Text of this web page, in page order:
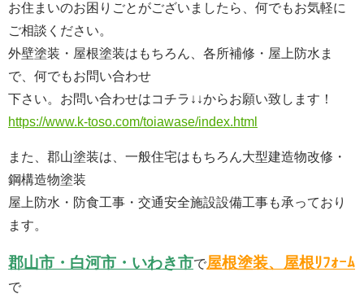
お住まいのお困りごとがございましたら、何でもお気軽に
ご相談ください。
外壁塗装・屋根塗装はもちろん、各所補修・屋上防水ま
で、何でもお問い合わせ
下さい。お問い合わせはコチラ↓↓からお願い致します！
https://www.k-toso.com/toiawase/index.html
また、郡山塗装は、一般住宅はもちろん大型建造物改修・
鋼構造物塗装
屋上防水・防食工事・交通安全施設設備工事も承っており
ます。
郡山市・白河市・いわき市で屋根塗装、屋根ﾘﾌｫｰﾑ
で